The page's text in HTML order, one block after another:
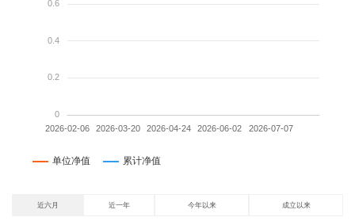
近六月 近一年 今年以来 成立以来